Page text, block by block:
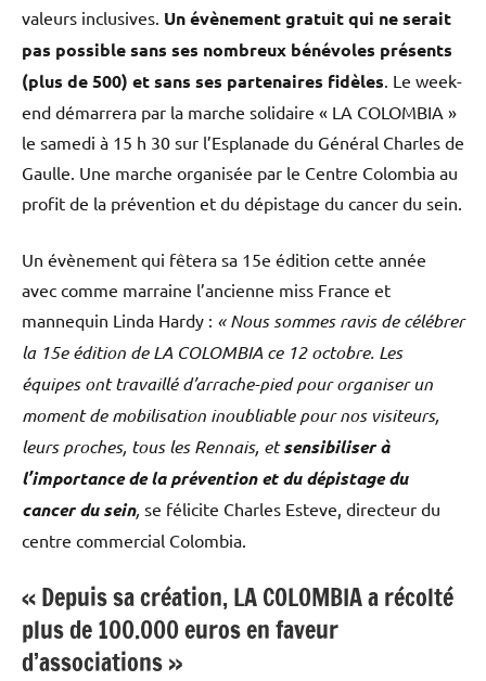
valeurs inclusives. Un évènement gratuit qui ne serait
pas possible sans ses nombreux bénévoles présents
(plus de 500) et sans ses partenaires fidèles. Le week-
end démarrera par la marche solidaire « LA COLOMBIA »
le samedi à 15 h 30 sur l’Esplanade du Général Charles de
Gaulle. Une marche organisée par le Centre Colombia au
profit de la prévention et du dépistage du cancer du sein.
Un évènement qui fêtera sa 15e édition cette année
avec comme marraine l’ancienne miss France et
mannequin Linda Hardy : « Nous sommes ravis de célébrer
la 15e édition de LA COLOMBIA ce 12 octobre. Les
équipes ont travaillé d’arrache-pied pour organiser un
moment de mobilisation inoubliable pour nos visiteurs,
leurs proches, tous les Rennais, etsensibiliser à
l’importance de la prévention et du dépistage du
cancer du sein, se félicite Charles Esteve, directeur du
centre commercial Colombia.
« Depuis sa création, LA COLOMBIA a récolté
plus de 100.000 euros en faveur
d’associations »